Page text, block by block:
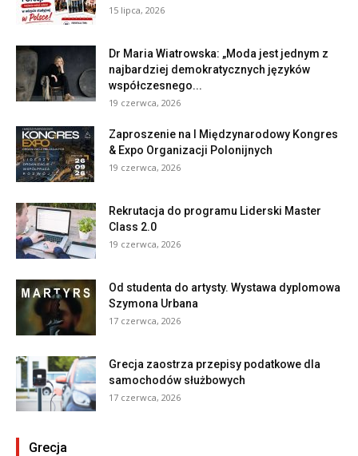
15 lipca, 2026
Dr Maria Wiatrowska: „Moda jest jednym z
najbardziej demokratycznych języków
współczesnego...
19 czerwca, 2026
Zaproszenie na I Międzynarodowy Kongres
& Expo Organizacji Polonijnych
19 czerwca, 2026
Rekrutacja do programu Liderski Master
Class 2.0
19 czerwca, 2026
Od studenta do artysty. Wystawa dyplomowa
Szymona Urbana
17 czerwca, 2026
Grecja zaostrza przepisy podatkowe dla
samochodów służbowych
17 czerwca, 2026
Grecja